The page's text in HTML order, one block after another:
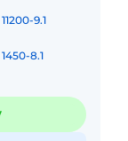
9.1
8.1